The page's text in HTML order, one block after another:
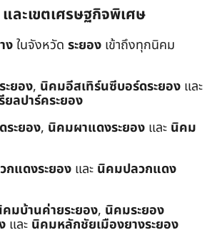
ละเขตเศรษฐกิจพิเศษ
งในจังหวัด ระยอง เข้าถึงทุกนิคม
ยอง, นิคมอีสเทิร์นซีบอร์ดระยอง และ
ลปาร์คระยอง
ะยอง, นิคมผาแดงระยอง และ นิคม
กแดงระยอง และ นิคมปลวกแดง
มบ้านค่ายระยอง, นิคมระยอง
และ นิคมหลักชัยเมืองยางระยอง